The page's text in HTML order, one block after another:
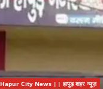
Hapur City News || हापुड़ शहर न्यूज़